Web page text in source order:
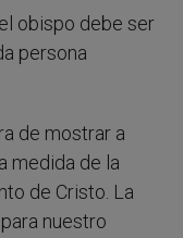
obispo debe ser
persona
de mostrar a
medida de la
de Cristo. La
nuestro